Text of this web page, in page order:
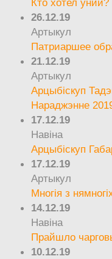
26.12.19
Артыкул
Патриаршее
21.12.19
Артыкул
Арцыбіскуп
Нараджэнне
17.12.19
Навіна
Арцыбіскуп
17.12.19
Артыкул
Многія з
14.12.19
Навіна
Прайшло
10.12.19